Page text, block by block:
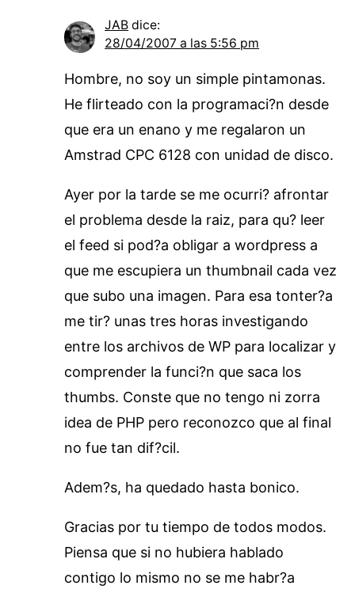
JAB dice:
28/04/2007 a las 5:56 pm
Hombre, no soy un simple pintamonas.
He flirteado con la programaci?n desde
que era un enano y me regalaron un
Amstrad CPC 6128 con unidad de disco.
Ayer por la tarde se me ocurri? afrontar
el problema desde la raiz, para qu? leer
el feed si pod?a obligar a wordpress a
que me escupiera un thumbnail cada vez
que subo una imagen. Para esa tonter?a
me tir? unas tres horas investigando
entre los archivos de WP para localizar y
comprender la funci?n que saca los
thumbs. Conste que no tengo ni zorra
idea de PHP pero reconozco que al final
no fue tan dif?cil.
Adem?s, ha quedado hasta bonico.
Gracias por tu tiempo de todos modos.
Piensa que si no hubiera hablado
contigo lo mismo no se me habr?a